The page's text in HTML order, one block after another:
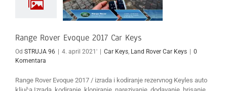
Land Rover Car
Keys
Range Rover Evoque 2017 Car Keys
Od STRUJA 96 4. april 2021' Car Keys, Land Rover Car Keys
0
Komentara
Range Rover Evoque 2017 / izrada i kodiranje rezervnog Keyles auto